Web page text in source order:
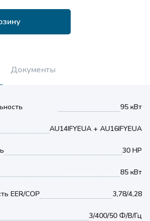
Документы
95 кВт
AU14IFYEUA + AU16IFYEUA
30 HP
85 кВт
EER/COP 3,78/4,28
3/400/50 Ф/В/Гц